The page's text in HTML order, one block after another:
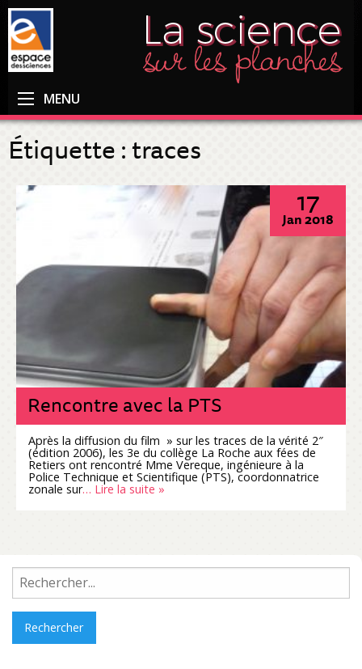
MENU
Étiquette :traces
17
Jan 2018
Rencontre avec la PTS
Après la diffusion du film » sur les traces de la vérité 2″
(édition 2006), les 3e du collège La Roche aux fées de
Retiers ont rencontré Mme Vereque, ingénieure à la
Police Technique et Scientifique (PTS), coordonnatrice
zonale sur… Lire la suite »
Rechercher :